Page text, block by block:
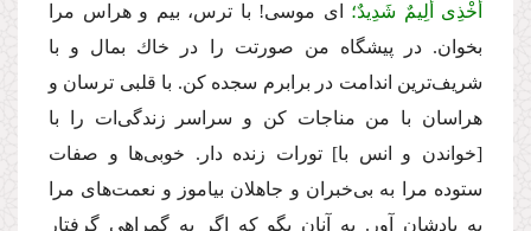
أَخْذِی أَلِیمٌ شَدِیدٌ؛ اى موسى! با ترس، بیم و هراس مرا
بخوان. در پیشگاه من صورتت را در خاك بمال و با
شریف‌ترین اندامت در برابرم سجده كن. با قلبى ترسان و
هراسان با من مناجات كن و سراسر زندگى‌ات را با
[خواندن و انس با] تورات زنده دار. خوبى‌ها و صفات
ستوده مرا به بى‌خبران و جاهلان بیاموز و نعمت‌هاى مرا
به یادشان آور. به آنان بگو كه اگر به گمراهى گرفتار